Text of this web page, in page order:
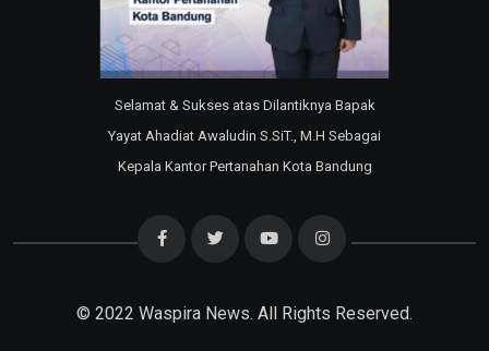
Selamat & Sukses atas Dilantiknya Bapak
Yayat Ahadiat Awaludin S.SiT., M.H Sebagai
Kepala Kantor Pertanahan Kota Bandung
© 2022 Waspira News. All Rights Reserved.